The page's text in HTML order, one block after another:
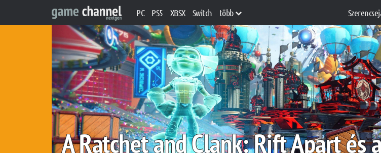
PC PS5 XBSX Switch több
A Ratchet and Clank: Rift Apart és